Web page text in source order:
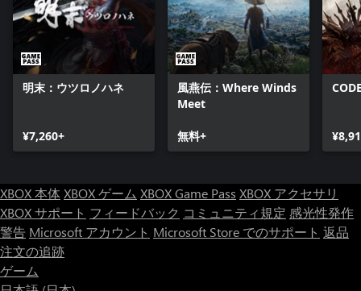
明末：ウツロノハネ
¥7,260+
風燕伝：Where Winds
Meet
無料+
XBOX 本体XBOX ゲーム XBOX Game Pass XBOX アクセサリ
XBOX サポート フィードバック コミュニティ規定 感光性発作
警告 Microsoft アカウント Microsoft Store でのサポート 返品
注文の追跡
ゲーム